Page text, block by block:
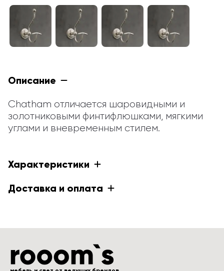
Описание
Chatham отличается шаровидными и
золотниковыми финтифлюшками, мягкими
углами и вневременным стилем.
Характеристики
Доставка и оплата